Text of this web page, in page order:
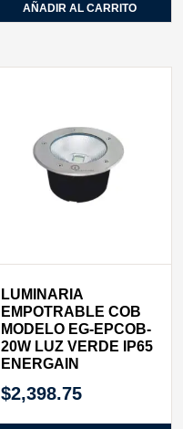
AÑADIR AL CARRITO
LUMINARIA
EMPOTRABLE COB
MODELO EG-EPCOB-
20W LUZ VERDE IP65
ENERGAIN
$2,398.75